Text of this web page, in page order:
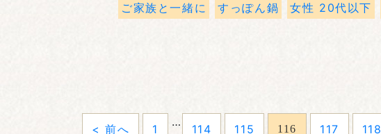
ご家族と一緒に すっぽん鍋 女性 20代以下
< 前へ 1
…
114 115 116 117 118